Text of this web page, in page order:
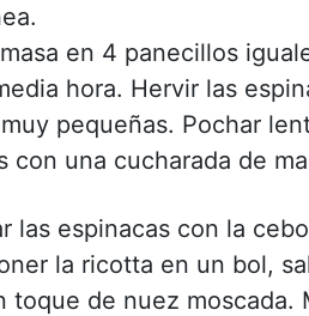
en 4 panecillos
hora. Hervir las
pequeñas. Pochar
con una cucharada de
las espinacas con la
la ricotta en un bol,
toque de nuez